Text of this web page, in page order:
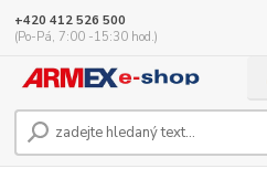
+420 412 526 500
(Po-Pá, 7:00 -15:30 hod.)